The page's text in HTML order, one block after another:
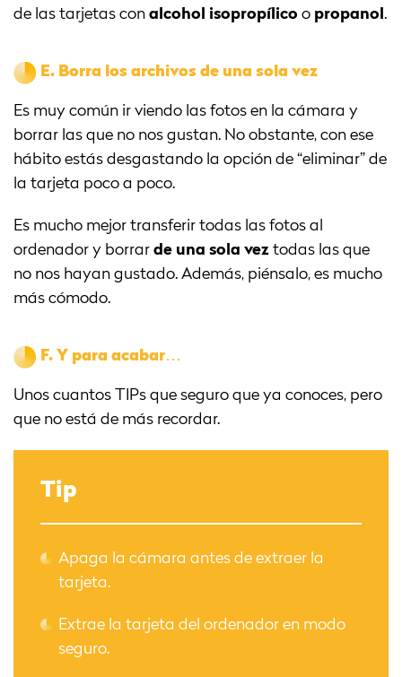
de las tarjetas con alcohol isopropílico o propanol .
E. Borra los archivos de una sola vez
Es muy común ir viendo las fotos en la cámara y
borrar las que no nos gustan. No obstante, con ese
hábito estás desgastando la opción de “eliminar” de
la tarjeta poco a poco.
Es mucho mejor transferir todas las fotos al
ordenador y borrar de una sola vez todas las que
no nos hayan gustado. Además, piénsalo, es mucho
más cómodo.
F. Y para acabar…
Unos cuantos TIPs que seguro que ya conoces, pero
que no está de más recordar.
Tip
Apaga la cámara antes de extraer la
tarjeta.
Extrae la tarjeta del ordenador en modo
seguro.